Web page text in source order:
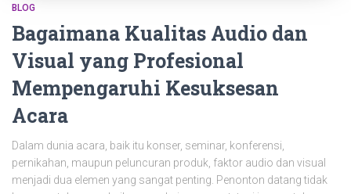
BLOG
Bagaimana Kualitas Audio dan
Visual yang Profesional
Mempengaruhi Kesuksesan
Acara
Dalam dunia acara, baik itu konser, seminar, konferensi,
pernikahan, maupun peluncuran produk, faktor audio dan visual
menjadi dua elemen yang sangat penting. Penonton datang tidak